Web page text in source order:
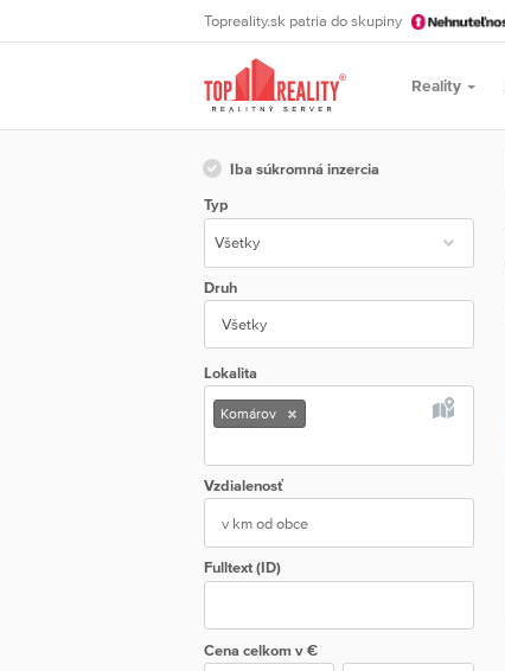
Topreality.sk patria do skupiny
Reality
Iba súkromná inzercia
Typ
Druh
Všetky
Lokalita
Komárov
Vzdialenosť
Fulltext (ID)
Cena celkom v €